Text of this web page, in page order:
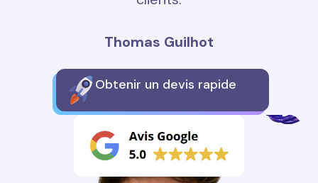
Thomas Guilhot
Obtenir un devis rapide